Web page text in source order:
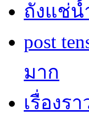
ถังแช่น้
post
มาก
เรื่องร